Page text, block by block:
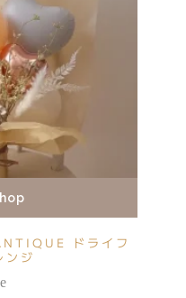
ドライフ
ンジ